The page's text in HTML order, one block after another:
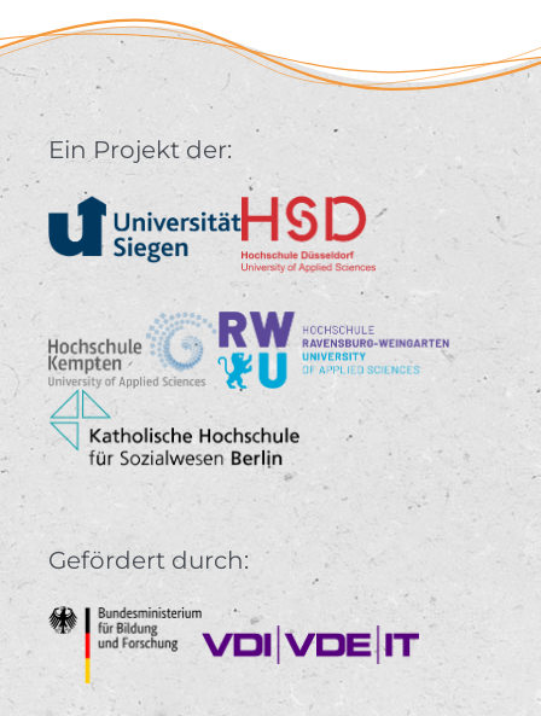
Ein Projekt der:
Gefördert durch: